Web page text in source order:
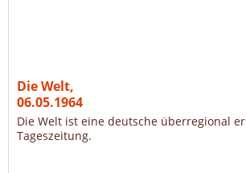
Die Welt,
06.05.1964
Die Welt ist eine deutsche überregional
Tageszeitung.